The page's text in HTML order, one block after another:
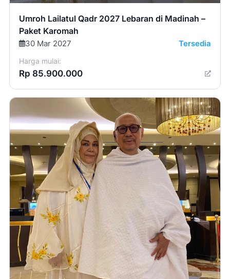
Umroh Lailatul Qadr 2027 Lebaran di Madinah –
Paket Karomah
30 Mar 2027 Tersedia
Harga mulai:
Rp 85.900.000